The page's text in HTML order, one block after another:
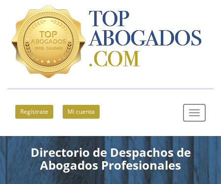
Regístrate Mi cuenta
Directorio de Despachos de
Abogados Profesionales